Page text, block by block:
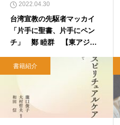
2022.04.30
台湾宣教の先駆者マッカイ
「片手に聖書、片手にペン
チ」 鄭 睦群 【東アジア
書籍紹介